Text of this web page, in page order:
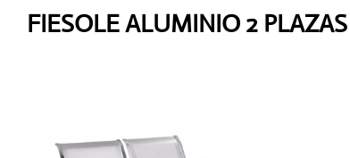
FIESOLE ALUMINIO 2 PLAZAS